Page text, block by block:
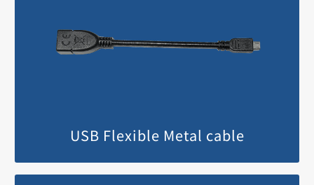
USB Flexible Metal cable